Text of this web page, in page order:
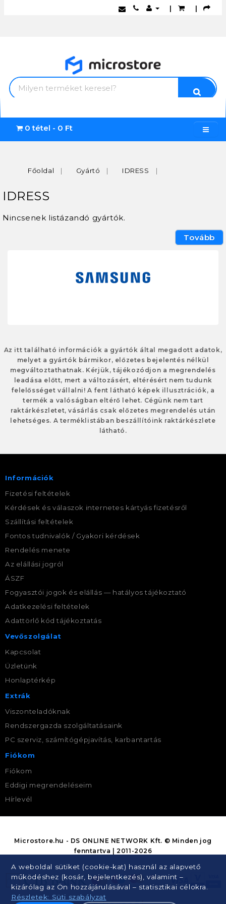
| |
0 tétel - 0 Ft
Főoldal Gyártó IDRESS
IDRESS
Nincsenek listázandó gyártók.
Tovább
Az itt található információk a gyártók által megadott adatok,
melyet a gyártók bármikor, előzetes bejelentés nélkül
megváltoztathatnak. Kérjük, tájékozódjon a megrendelés
leadása előtt, mert a változásért, eltérésért nem tudunk
felelősséget vállalni! A fent látható képek illusztrációk, a
termék a valóságban eltérő lehet. Cégünk nem tart
raktárkészletet, vásárlás csak előzetes megrendelés után
lehetséges. A terméklistában beszállítóink raktárkészlete
látható.
Információk
Fizetési feltételek
Kérdések és válaszok internetes kártyás fizetésről
Szállítási feltételek
Fontos tudnivalók / Gyakori kérdések
Rendelés menete
Az elállási jogról
ÁSZF
Fogyasztói jogok és elállás — hatályos tájékoztató
Adatkezelési feltételek
Adattörlő kód tájékoztatás
Vevőszolgálat
Kapcsolat
Üzletünk
Honlaptérkép
Extrák
Viszonteladóknak
Rendszergazda szolgáltatásaink
PC szerviz, számítógépjavítás, karbantartás
Fiókom
Fiókom
Eddigi megrendeléseim
Hírlevél
A weboldal sütiket (cookie-kat) használ az alapvető
működéshez (kosár, bejelentkezés), valamint –
kizárólag az Ön hozzájárulásával – statisztikai célokra.
Részletek: Süti szabályzat
Microstore.hu - DS ONLINE NETWORK Kft. © Minden jog
fenntartva | 2011-2026